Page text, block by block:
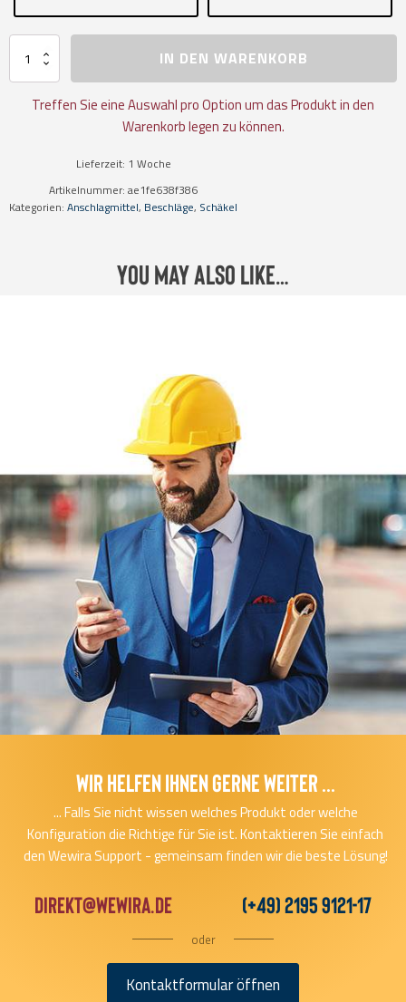
Verbindungsglied
Menge
IN DEN WARENKORB
Treffen Sie eine Auswahl pro Option um das Produkt in den
Warenkorb legen zu können.
Lieferzeit: 1 Woche
Artikelnummer: ae1fe638f386
Kategorien: Anschlagmittel, Beschläge, Schäkel
You may also like…
Wir helfen Ihnen gerne Weiter ...
... Falls Sie nicht wissen welches Produkt oder welche
Konfiguration die Richtige für Sie ist. Kontaktieren Sie einfach
den Wewira Support - gemeinsam finden wir die beste Lösung!
direkt@wewira.de (+49) 2195 9121-17
oder
Kontaktformular öffnen